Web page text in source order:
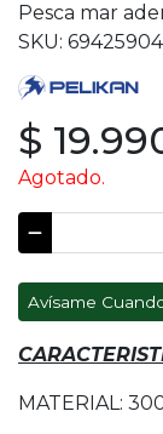
Pesca mar
SKU:
$
Agotado.
Avísame
MATERIAL: